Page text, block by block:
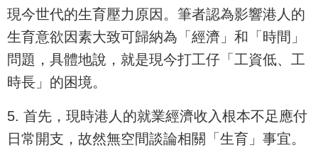
現今世代的生育壓力原因。筆者認為影響港人的
生育意欲因素大致可歸納為「經濟」和「時間」
問題，具體地說，就是現今打工仔「工資低、工
時長」的困境。
5. 首先，現時港人的就業經濟收入根本不足應付
日常開支，故然無空間談論相關「生育」事宜。